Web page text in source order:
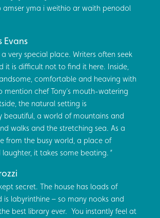
amser yma i weithio ar waith penodol
Evans
a very special place. Writers often seek
it is difficult not to find it here. Inside,
comfortable and heaving with
mention chef Tony’s mouth-watering
the natural setting is
beautiful, a world of mountains and
walks and the stretching sea. As a
from the busy world, a place of
it takes some beating.
secret. The house has loads of
labyrinthine – so many nooks and
best library ever. You instantly feel at